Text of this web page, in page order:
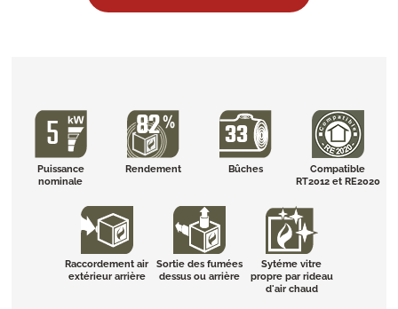
Puissance
nominale
Rendement Bûches
Compatible
RT2012 et RE2020
Raccordement air
extérieur arrière
Sortie des fumées
dessus ou arrière
Sytéme vitre
propre par rideau
d'air chaud